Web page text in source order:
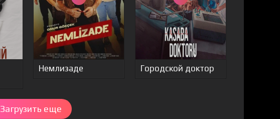
Немлизаде Городской доктор
Загрузить еще